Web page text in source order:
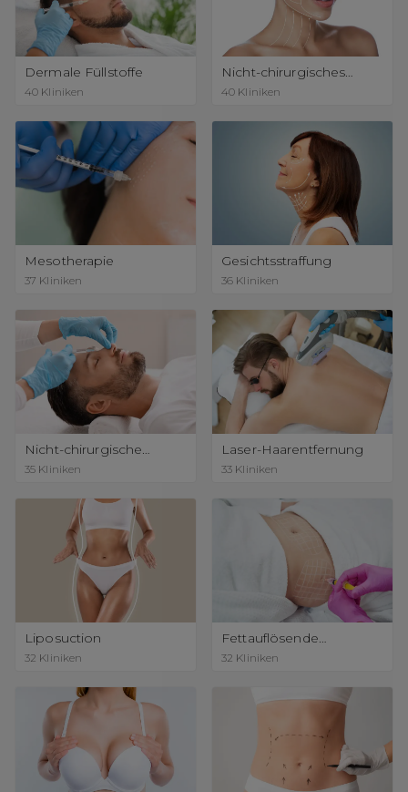
Dermale Füllstoffe
40 Kliniken
Nicht-chirurgisches
Facelifting
40 Kliniken
Mesotherapie
37 Kliniken
Gesichtsstraffung
36 Kliniken
Nicht-chirurgische
Nasenkorrektur
35 Kliniken
Laser-Haarentfernung
33 Kliniken
Liposuction
32 Kliniken
Fettauflösende
Injektionen
32 Kliniken